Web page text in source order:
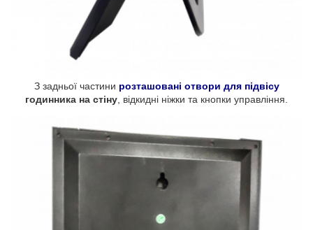
З задньої частини розташовані отвори для підвісу
годинника на стіну, відкидні ніжки та кнопки управління.